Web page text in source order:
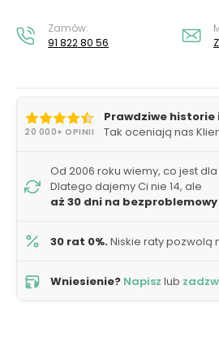
Zamów:
91 822 80 56
20 000+ OPINII
Prawdziwe
Tak oceniają nas
Od 2006 roku wiemy, co jest
Dlatego dajemy Ci nie 14, ale
aż 30 dni na
30 rat 0%.Niskie raty pozwolą
Wniesienie? Napisz lub